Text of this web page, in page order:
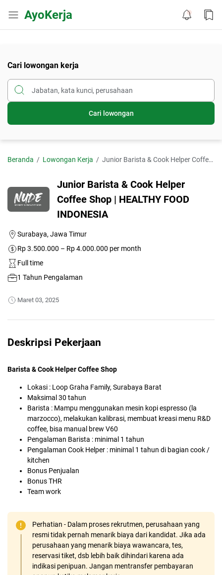
AyoKerja
Cari lowongan kerja
Cari lowongan
Beranda Lowongan Kerja Junior Barista & Cook Helper Coffee Shop | HEALTHY FOOD INDONESIA
Junior Barista & Cook Helper
Coffee Shop | HEALTHY FOOD
INDONESIA
Surabaya, Jawa Timur
Rp 3.500.000 – Rp 4.000.000 per month
Full time
1 Tahun Pengalaman
Maret 03, 2025
Deskripsi Pekerjaan
Barista & Cook Helper Coffee Shop
Lokasi : Loop Graha Family, Surabaya Barat
Maksimal 30 tahun
Barista : Mampu menggunakan mesin kopi espresso (la
marzocco), melakukan kalibrasi, membuat kreasi menu R&D
coffee, bisa manual brew V60
Pengalaman Barista : minimal 1 tahun
Pengalaman Cook Helper : minimal 1 tahun di bagian cook /
kitchen
Bonus Penjualan
Bonus THR
Team work
Perhatian - Dalam proses rekrutmen, perusahaan yang
resmi tidak pernah menarik biaya dari kandidat. Jika ada
perusahaan yang menarik biaya wawancara, tes,
reservasi tiket, dsb lebih baik dihindari karena ada
indikasi penipuan. Jangan mentransfer pembayaran